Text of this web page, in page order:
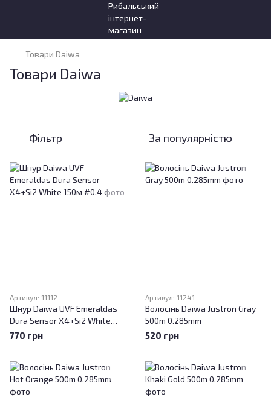
Товари Daiwa
Товари Daiwa
Фільтр За популярністю
Артикул: 11112
Шнур Daiwa UVF Emeraldas
Dura Sensor X4+Si2 White
150м #0.4
770 грн
Артикул: 11241
Волосінь Daiwa Justron Gray
500m 0.285mm
520 грн